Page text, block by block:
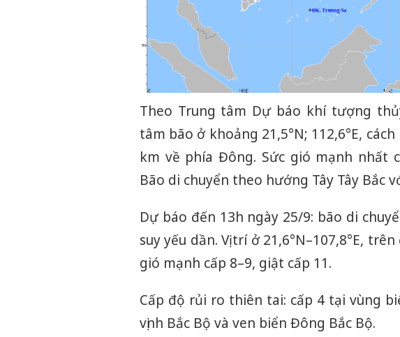
Theo Trung tâm Dự báo khí tượng
tâm bão ở khoảng 21,5°N; 112,6°E,
km về phía Đông. Sức gió mạnh nhất
Bão di chuyển theo hướng Tây Tây Bắc
Dự báo đến 13h ngày 25/9: bão di
suy yếu dần. Vị trí ở 21,6°N–107,8°E,
gió mạnh cấp 8–9, giật cấp 11.
Cấp độ rủi ro thiên tai: cấp 4 tại vùng
vịnh Bắc Bộ và ven biển Đông Bắc Bộ.